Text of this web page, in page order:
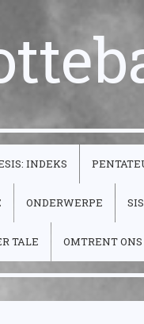
INDEKS
ONDERWERPE
TALE OMTRENT ONS